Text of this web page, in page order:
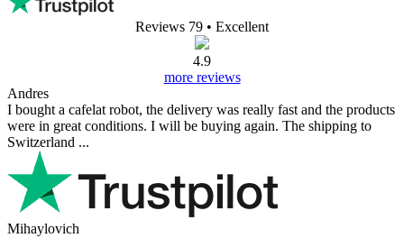
Reviews 79 • Excellent
4.9
more reviews
Andres
I bought a cafelat robot, the delivery was really fast and the products
were in great conditions. I will be buying again. The shipping to
Switzerland ...
Mihaylovich